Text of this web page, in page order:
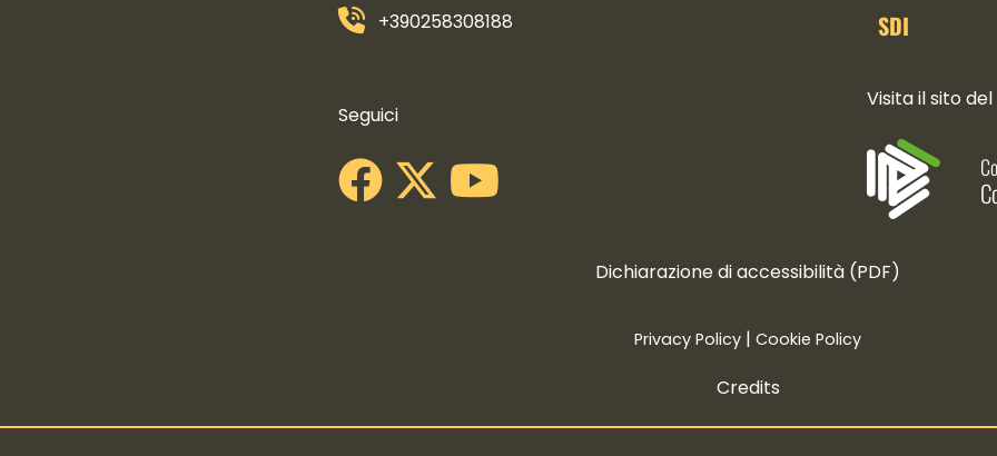
+390258308188 SDI
Collegamenti social
Seguici
Visita il sito del
Dichiarazione di accessibilità (PDF)
Privacy Policy | Cookie Policy
Credits